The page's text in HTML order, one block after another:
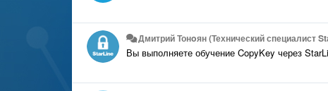
Дмитрий Тонoян (Технический специалист
Вы выполняете обучение CopyKey через